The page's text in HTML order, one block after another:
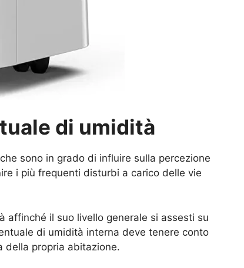
di umidità
sono in grado di influire sulla percezione
i più frequenti disturbi a carico delle vie
il suo livello generale si assesti su
di umidità interna deve tenere conto
della propria abitazione.